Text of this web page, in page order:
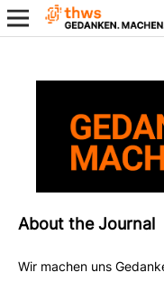
About the Journal
Wir machen uns